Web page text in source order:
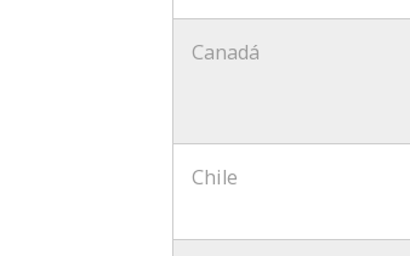
Canadá
Chile